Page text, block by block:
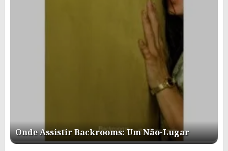
Onde Assistir Backrooms: Um Não-Lugar